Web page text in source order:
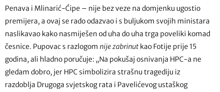
Penava i Mlinarić-Ćipe – nije bez veze na domjenku ugostio
premijera, a ovaj se rado odazvao i s buljukom svojih ministara
naslikavao kako nasmiješen od uha do uha trga poveliki komad
česnice. Pupovac s razlogom nije zabrinut kao Fotije prije 15
godina, ali hladno poručuje: „Na pokušaj osnivanja HPC-a ne
gledam dobro, jer HPC simbolizira strašnu tragediju iz
razdoblja Drugoga svjetskog rata i Pavelićevog ustaškog